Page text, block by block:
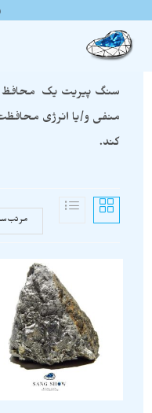
سنگ پیریت یک محافظ
منفی و/یا انرژی
کند.